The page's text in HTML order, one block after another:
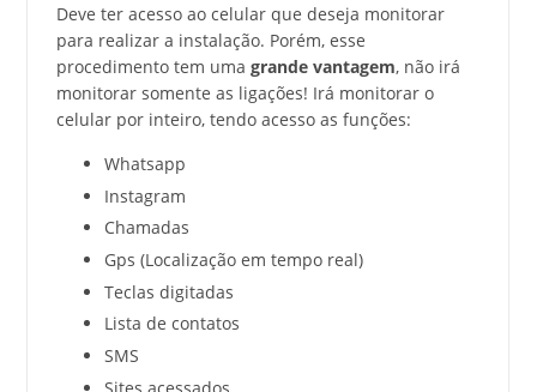
Deve ter acesso ao celular que deseja monitorar
para realizar a instalação. Porém, esse
procedimento tem uma grande vantagem, não irá
monitorar somente as ligações! Irá monitorar o
celular por inteiro, tendo acesso as funções:
Whatsapp
Instagram
Chamadas
Gps (Localização em tempo real)
Teclas digitadas
Lista de contatos
SMS